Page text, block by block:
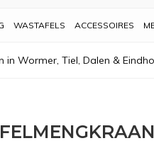
WASTAFELS ACCESSOIRES
Wormer, Tiel, Dalen &